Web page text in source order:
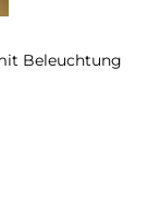
Beleuchtung